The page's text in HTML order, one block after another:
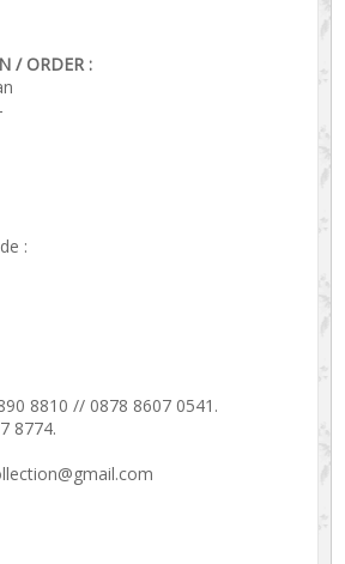
/ ORDER :
:
8810 // 0878 8607 0541.
8774.